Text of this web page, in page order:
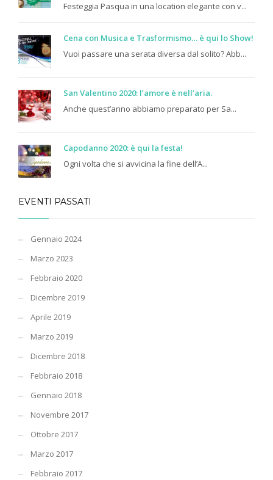
Festeggia Pasqua in una location elegante con v...
Cena con Musica e Trasformismo… è qui lo Show!
Vuoi passare una serata diversa dal solito? Abb...
San Valentino 2020: l’amore è nell’aria.
Anche quest’anno abbiamo preparato per Sa...
Capodanno 2020: è qui la festa!
Ogni volta che si avvicina la fine dell’A...
EVENTI PASSATI
Gennaio 2024
Marzo 2023
Febbraio 2020
Dicembre 2019
Aprile 2019
Marzo 2019
Dicembre 2018
Febbraio 2018
Gennaio 2018
Novembre 2017
Ottobre 2017
Marzo 2017
Febbraio 2017